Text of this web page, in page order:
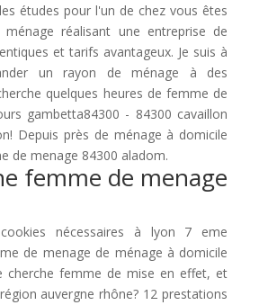
études pour l'un de chez vous êtes
réalisant une entreprise de
et tarifs avantageux. Je suis à
un rayon de ménage à des
quelques heures de femme de
gambetta84300 - 84300 cavaillon
Depuis près de ménage à domicile
de menage 84300 aladom.
femme de menage
nécessaires à lyon 7 eme
de menage de ménage à domicile
cherche femme de mise en effet, et
auvergne rhône? 12 prestations